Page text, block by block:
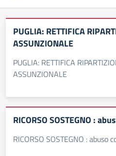
PUGLIA: RETTIFICA
ASSUNZIONALE
PUGLIA: RETTIFICA
ASSUNZIONALE
RICORSO SOSTEGNO :
RICORSO SOSTEGNO :